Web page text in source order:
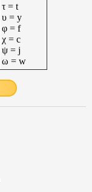
τ = t
υ = y
φ = f
χ = c
ψ = j
ω = w